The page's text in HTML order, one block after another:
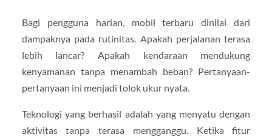
Bagi pengguna harian, mobil terbaru dinilai dari
dampaknya pada rutinitas. Apakah perjalanan terasa
lebih lancar? Apakah kendaraan mendukung
kenyamanan tanpa menambah beban? Pertanyaan-
pertanyaan ini menjadi tolok ukur nyata.
Teknologi yang berhasil adalah yang menyatu dengan
aktivitas tanpa terasa mengganggu. Ketika fitur